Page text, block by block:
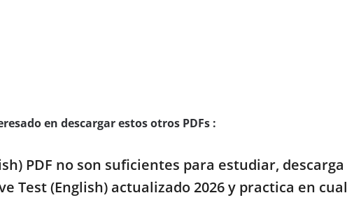
en descargar estos otros PDFs :
PDF no son suficientes para estudiar,
Test (English) actualizado 2026 y practica en